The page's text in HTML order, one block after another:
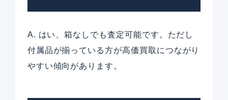
A. はい、箱なしでも査定可能です。ただし
付属品が揃っている方が高価買取につながり
やすい傾向があります。